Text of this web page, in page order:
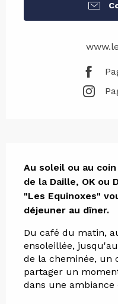
Au soleil ou au
de la Daille, OK ou
"Les Equinoxes"
déjeuner au dîner.
Du café du matin,
ensoleillée,
de la cheminée, un
partager un
dans une ambiance